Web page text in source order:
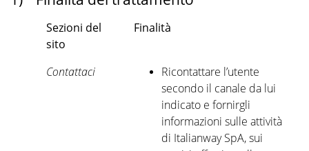
Sezioni del
sito
Finalità
Contattaci
Ricontattare l’utente
secondo il canale da lui
indicato e fornirgli
informazioni sulle attività
di Italianway SpA, sui